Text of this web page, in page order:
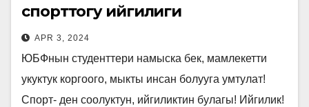
спорттогу ийгилиги
APR 3, 2024
ЮБФнын студенттери намыска бек, мамлекетти
укуктук коргоого, мыкты инсан болууга умтулат!
Спорт- ден соолуктун, ийгиликтин булагы! Ийгилик!